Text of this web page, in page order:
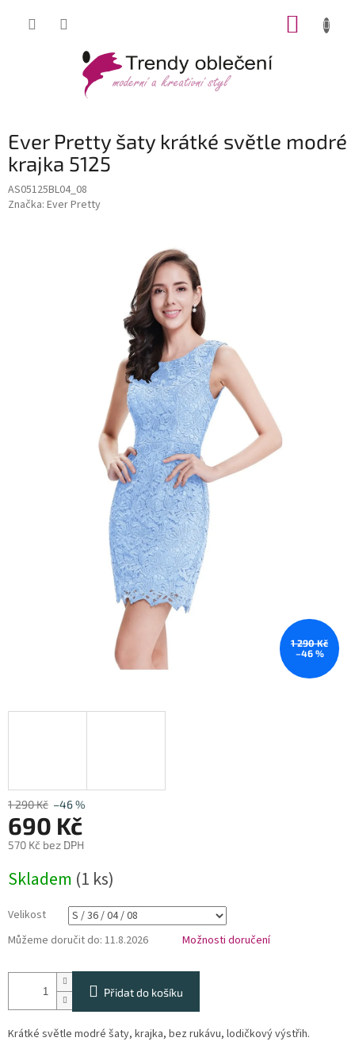
Ever Pretty šaty krátké světle modré
krajka 5125
AS05125BL04_08
Značka: Ever Pretty
1 290 Kč
–46 %
1 290 Kč –46 %
690 Kč
570 Kč bez DPH
cena:
Skladem (1 ks)
Velikost
Můžeme doručit do: 11.8.2026 Možnosti doručení
Přidat do košíku
Krátké světle modré šaty, krajka, bez rukávu, lodičkový výstřih.